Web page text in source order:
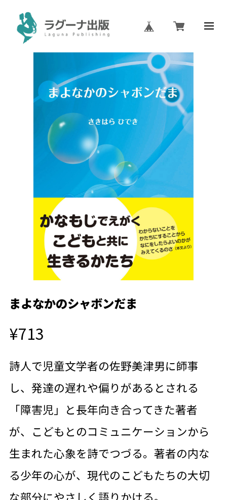
まよなかのシャボンだま
¥713
詩人で児童文学者の佐野美津男に師事
し、発達の遅れや偏りがあるとされる
「障害児」と長年向き合ってきた著者
が、こどもとのコミュニケーションから
生まれた心象を詩でつづる。著者の内な
る少年の心が、現代のこどもたちの大切
な部分にやさしく語りかける。